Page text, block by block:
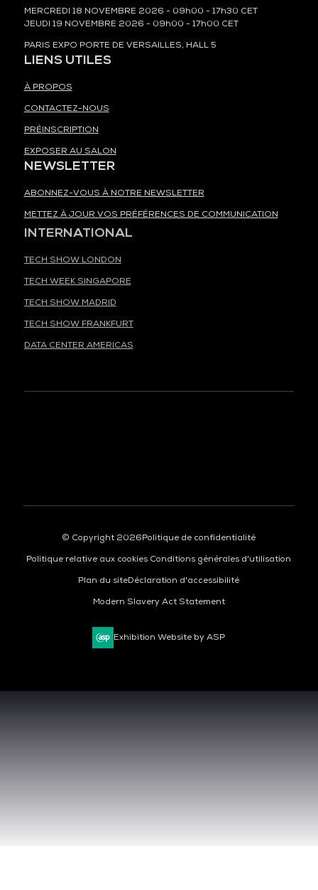
MERCREDI 18 NOVEMBRE 2026 - 09h00 - 17h30 CET
JEUDI 19 NOVEMBRE 2026 - 09h00 - 17h00 CET
PARIS EXPO PORTE DE VERSAILLES, HALL 5
LIENS UTILES
À PROPOS
CONTACTEZ-NOUS
PRÉINSCRIPTION
EXPOSER AU SALON
NEWSLETTER
ABONNEZ-VOUS À NOTRE NEWSLETTER
METTEZ À JOUR VOS PRÉFÉRENCES DE COMMUNICATION
INTERNATIONAL
TECH SHOW LONDON
TECH WEEK SINGAPORE
TECH SHOW MADRID
TECH SHOW FRANKFURT
DATA CENTER AMERICAS
© Copyright 2026Politique de confidentialité
Politique relative aux cookies Conditions générales d'utilisation
Plan du siteDéclaration d'accessibilité
Modern Slavery Act Statement
Exhibition Website by ASP